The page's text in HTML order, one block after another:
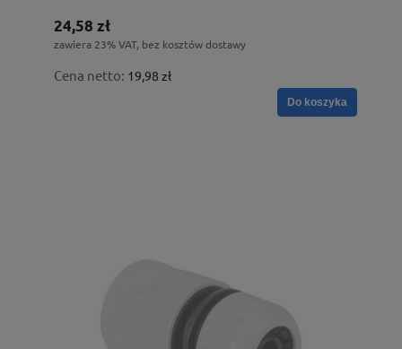
24,58 zł
zawiera 23% VAT, bez kosztów dostawy
Cena netto: 19,98 zł
Do koszyka